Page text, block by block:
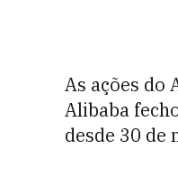
As ações do
Alibaba
desde 30 de